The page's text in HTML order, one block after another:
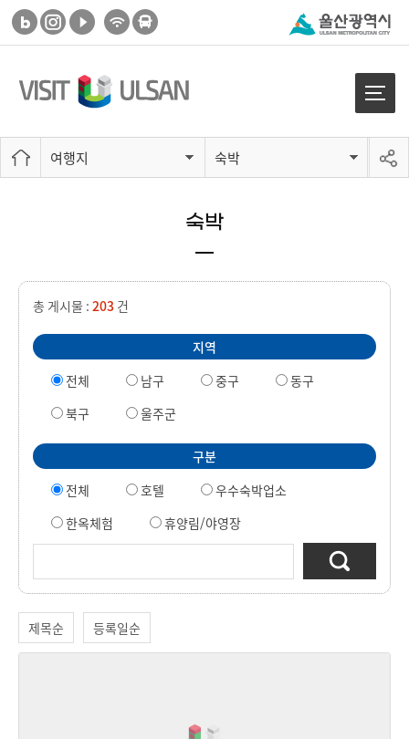
여행지 숙박
숙박
총 게시물 : 203 건
지역
전체
남구 중구
동구
북구
울주군
구분
전체
호텔
우수숙박업소
한옥체험
휴양림/야영장
제목순 등록일순